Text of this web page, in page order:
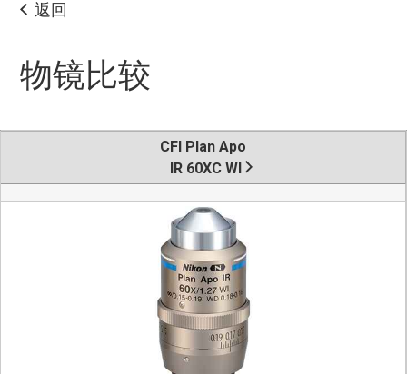
返回
物镜比较
CFI Plan Apo
IR 60XC WI